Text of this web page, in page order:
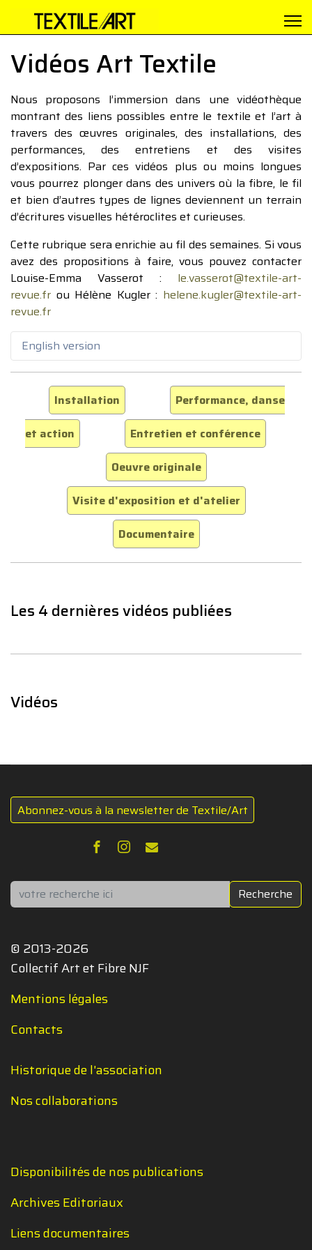
Vidéos Art Textile
Nous proposons l’immersion dans une vidéothèque
montrant des liens possibles entre le textile et l’art à
travers des œuvres originales, des installations, des
performances, des entretiens et des visites
d’expositions. Par ces vidéos plus ou moins longues
vous pourrez plonger dans des univers où la fibre, le fil
et bien d’autres types de lignes deviennent un terrain
d’écritures visuelles hétéroclites et curieuses.
Cette rubrique sera enrichie au fil des semaines. Si vous
avez des propositions à faire, vous pouvez contacter
Louise-Emma Vasserot : le.vasserot@textile-art-
revue.fr ou Hélène Kugler : helene.kugler@textile-art-
revue.fr
English version
Installation
Performance, danse
et action
Entretien et conférence
Oeuvre originale
Visite d'exposition et d'atelier
Documentaire
Les 4 dernières vidéos publiées
Vidéos
Abonnez-vous à la newsletter de Textile/Art
Rechercher Recherche
© 2013-2026
Collectif Art et Fibre NJF
Mentions légales
Contacts
Historique de l'association
Nos collaborations
Disponibilités de nos publications
Archives Editoriaux
Liens documentaires